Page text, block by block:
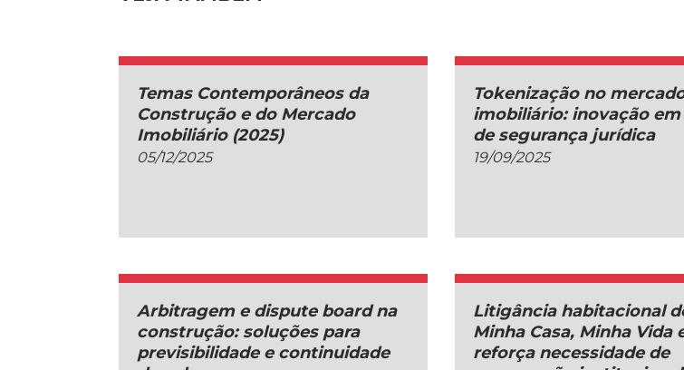
Temas Contemporâneos da
Construção e do Mercado
Imobiliário (2025)
05/12/2025
Tokenização no
imobiliário: inovação em
de segurança jurídica
19/09/2025
Arbitragem e dispute board na
construção: soluções para
previsibilidade e continuidade
Litigância habitacional
Minha Casa, Minha Vida
reforça necessidade de